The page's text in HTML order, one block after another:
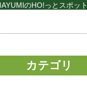
のHO!っとスポット
カテゴリ